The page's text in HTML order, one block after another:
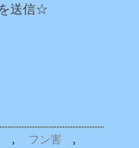
送信☆
, フン害 ,